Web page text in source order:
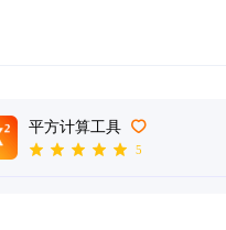
平方计算工具
5